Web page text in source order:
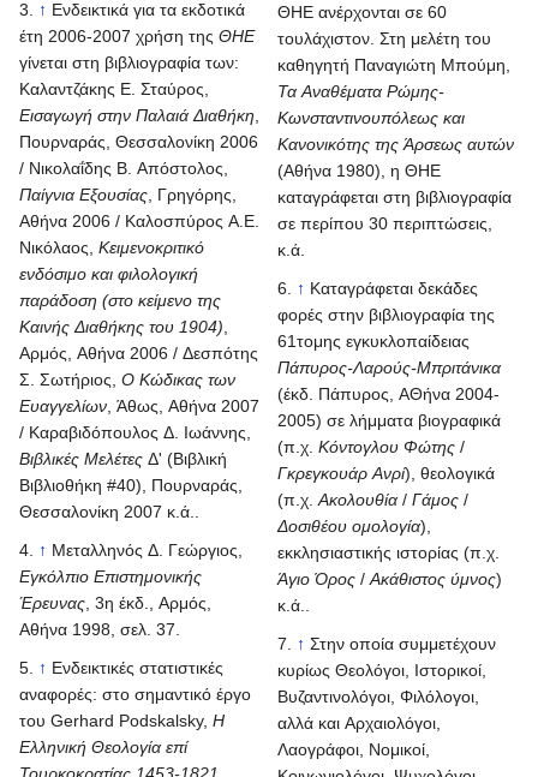
↑ Ενδεικτικά για τα εκδοτικά
έτη 2006-2007 χρήση της ΘΗΕ
γίνεται στη βιβλιογραφία των:
Καλαντζάκης Ε. Σταύρος,
Εισαγωγή στην Παλαιά Διαθήκη,
Πουρναράς, Θεσσαλονίκη 2006
/ Νικολαΐδης Β. Απόστολος,
Παίγνια Εξουσίας, Γρηγόρης,
Αθήνα 2006 / Καλοσπύρος Α.Ε.
Νικόλαος, Κειμενοκριτικό
ενδόσιμο και φιλολογική
παράδοση (στο κείμενο της
Καινής Διαθήκης του 1904),
Αρμός, Αθήνα 2006 / Δεσπότης
Σ. Σωτήριος, Ο Κώδικας των
Ευαγγελίων, Άθως, Αθήνα 2007
/ Καραβιδόπουλος Δ. Ιωάννης,
Βιβλικές Μελέτες Δ' (Βιβλική
Βιβλιοθήκη #40), Πουρναράς,
Θεσσαλονίκη 2007 κ.ά..
↑ Μεταλληνός Δ. Γεώργιος,
Εγκόλπιο Επιστημονικής
Έρευνας, 3η έκδ., Αρμός,
Αθήνα 1998, σελ. 37.
↑ Ενδεικτικές στατιστικές
αναφορές: στο σημαντικό έργο
του Gerhard Podskalsky, Η
Ελληνική Θεολογία επί
ΘΗΕ ανέρχονται σε 60
τουλάχιστον. Στη μελέτη του
καθηγητή Παναγιώτη Μπούμη,
Τα Αναθέματα Ρώμης-
Κωνσταντινουπόλεως και
Κανονικότης της Άρσεως αυτών
(Αθήνα 1980), η ΘΗΕ
καταγράφεται στη βιβλιογραφία
σε περίπου 30 περιπτώσεις,
κ.ά.
↑ Kαταγράφεται δεκάδες
φορές στην βιβλιογραφία της
61τομης εγκυκλοπαίδειας
Πάπυρος-Λαρούς-Μπριτάνικα
(έκδ. Πάπυρος, ΑΘήνα 2004-
2005) σε λήμματα βιογραφικά
(π.χ.Κόντογλου Φώτης /
Γκρεγκουάρ Ανρί), θεολογικά
(π.χ.Ακολουθία /Γάμος /
Δοσιθέου ομολογία),
εκκλησιαστικής ιστορίας (π.χ.
Άγιο Όρος /Ακάθιστος ύμνος)
κ.ά..
↑ Στην οποία συμμετέχουν
κυρίως Θεολόγοι, Ιστορικοί,
Βυζαντινολόγοι, Φιλόλογοι,
αλλά και Αρχαιολόγοι,
Λαογράφοι, Νομικοί,